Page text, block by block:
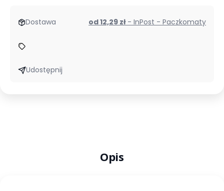
Dostawa od 12,29 zł - InPost - Paczkomaty
Udostępnij
Opis